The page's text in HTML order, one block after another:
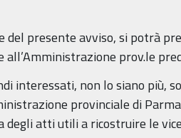
presente avviso, si potrà
prov.le
interessati, non lo siano più,
provinciale di
atti utili a ricostruire le